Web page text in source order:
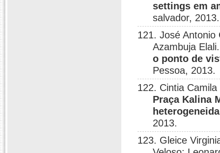
settings em
salvador, 2013.
121. José Antonio
Azambuja
o ponto de
Pessoa, 2013.
122. Cintia
Praça Kalina
2013.
123. Gleice